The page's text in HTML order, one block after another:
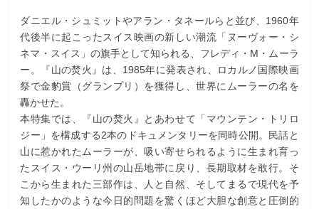
ダニエル・シュミットやアラン・タネールらと並び、1960年
代後半に起こったスイス映画の新しい潮流「ヌーヴォー・シ
ネマ・スイス」の旗手として知られる、フレディ・M・ムーラ
ー。『山の焚火』は、1985年に発表され、ロカルノ国際映画
祭で金豹賞（グランプリ）を獲得し、世界にムーラーの名を
轟かせた。
本特集では、『山の焚火』とあわせて「マウンテン・トリロ
ジー」を構成する2本のドキュメンタリーを同時公開。民話と
山に惹かれたムーラーが、吸い寄せられるように生まれ育っ
たスイス・ウーリ州の山岳地帯に戻り、長期取材を敢行。そ
こから生まれた三部作は、人と自然、そしてまるで現代を予
知したかのような今日的問題を驚くほど大胆な創意と圧倒的